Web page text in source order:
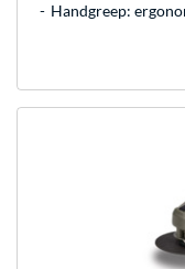
Handgreep: